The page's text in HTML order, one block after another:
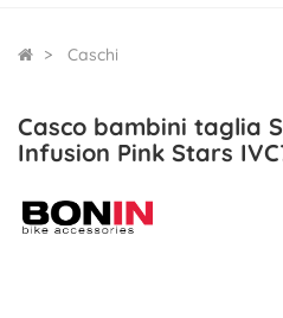
Caschi
Casco bambini taglia
Infusion Pink Stars